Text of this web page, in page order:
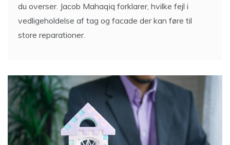
du overser. Jacob Mahaqiq forklarer, hvilke fejl i
vedligeholdelse af tag og facade der kan føre til
store reparationer.